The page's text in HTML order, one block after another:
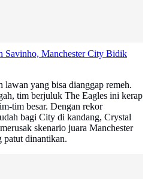
Savinho, Manchester City Bidik
lawan yang bisa dianggap remeh.
tim berjuluk The Eagles ini kerap
tim besar. Dengan rekor
bagi City di kandang, Crystal
skenario juara Manchester
patut dinantikan.